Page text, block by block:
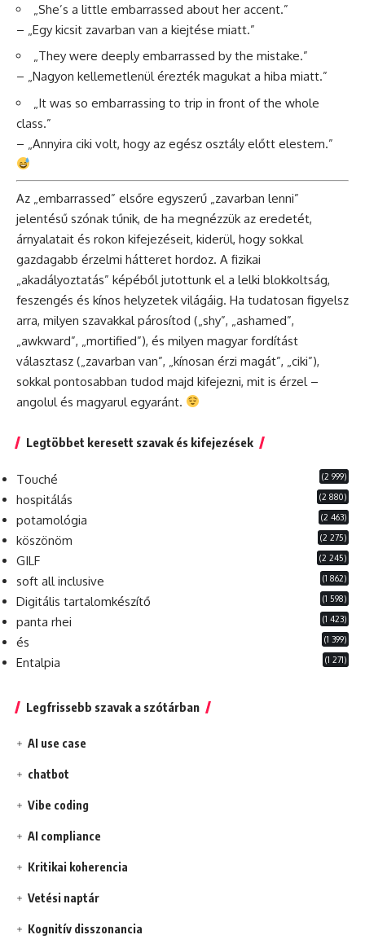
„She’s a little embarrassed about her accent.”
– „Egy kicsit zavarban van a kiejtése miatt.”
„They were deeply embarrassed by the mistake.”
– „Nagyon kellemetlenül érezték magukat a hiba miatt.”
„It was so embarrassing to trip in front of the whole
class.”
– „Annyira ciki volt, hogy az egész osztály előtt elestem.”
Az „embarrassed” elsőre egyszerű „zavarban lenni”
jelentésű szónak tűnik, de ha megnézzük az eredetét,
árnyalatait és rokon kifejezéseit, kiderül, hogy sokkal
gazdagabb érzelmi hátteret hordoz. A fizikai
„akadályoztatás” képéből jutottunk el a lelki blokkoltság,
feszengés és kínos helyzetek világáig. Ha tudatosan figyelsz
arra, milyen szavakkal párosítod („shy”, „ashamed”,
„awkward”, „mortified”), és milyen magyar fordítást
választasz („zavarban van”, „kínosan érzi magát”, „ciki”),
sokkal pontosabban tudod majd kifejezni, mit is érzel –
angolul és magyarul egyaránt.
Legtöbbet keresett szavak és kifejezések
Touché (2 999)
hospitálás (2 880)
potamológia (2 463)
köszönöm (2 275)
GILF (2 245)
soft all inclusive (1 862)
Digitális tartalomkészítő (1 598)
panta rhei (1 423)
és (1 399)
Entalpia (1 271)
Legfrissebb szavak a szótárban
AI use case
chatbot
Vibe coding
AI compliance
Kritikai koherencia
Vetési naptár
Kognitív disszonancia